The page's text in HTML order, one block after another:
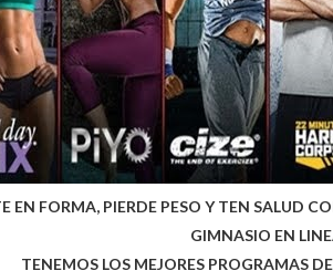
EN FORMA, PIERDE PESO Y TEN SALUD
GIMNASIO EN
TENEMOS LOS MEJORES PROGRAMAS